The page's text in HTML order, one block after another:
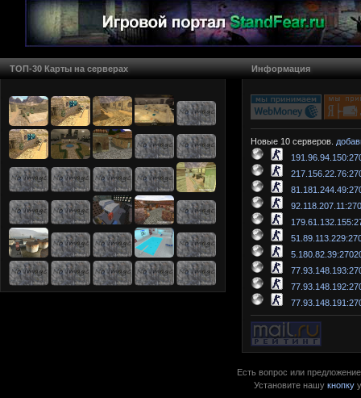
ТОП-30 Карты на серверах Информация
Новые 10 серверов.
Есть вопрос или
Установите нашукнопку